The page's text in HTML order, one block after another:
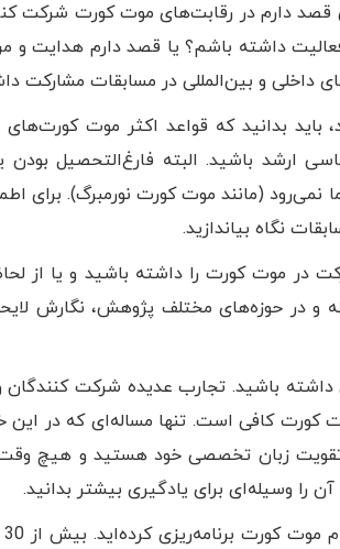
قصد دارم در رقابت‌های موت کورت شرکت
داشته باشم؟ یا قصد دارم هدایت و
داخلی و بین‌المللی در مسابقات مشارکت
بدانید که قواعد اکثر موت کورت‌های
ارشد باشید. البته فارغ‌التحصیل بودن
(مانند موت کورت نورمبرگ). برای
نگاه بیاندازید.
در موت کورت را داشته باشید و یا از
و در حوزه‌های مختلف پژوهش، نگارش
داشته باشید. تجارب عدیده شرکت کنندگان
6 آیلتس برای ورود به موت کورت کافی است. تنها مساله‌ای که
تقویت زبان تخصصی خود هستید و هیچ
را وسیله‌ای برای یادگیری بیشتر بدانید.